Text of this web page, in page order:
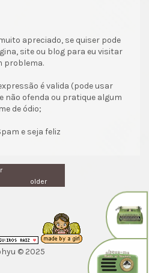
apreciado, se quiser pode
site ou blog para eu visitar
problema.
é valida (pode usar
não ofenda ou pratique algum
de ódio;
e seja feliz
older
© 2025